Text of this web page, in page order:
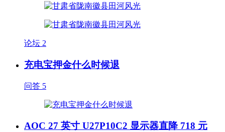
论坛 2
充电宝押金什么时候退
问答 5
AOC 27 英寸 U27P10C2 显示器直降 718 元